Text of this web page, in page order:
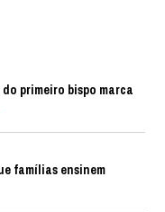
primeiro bispo marca
famílias ensinem